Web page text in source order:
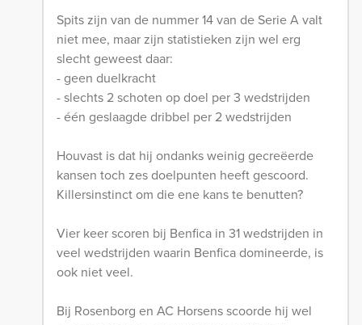
Spits zijn van de nummer 14 van de Serie A valt
niet mee, maar zijn statistieken zijn wel erg
slecht geweest daar:
- geen duelkracht
- slechts 2 schoten op doel per 3 wedstrijden
- één geslaagde dribbel per 2 wedstrijden
Houvast is dat hij ondanks weinig gecreëerde
kansen toch zes doelpunten heeft gescoord.
Killersinstinct om die ene kans te benutten?
Vier keer scoren bij Benfica in 31 wedstrijden in
veel wedstrijden waarin Benfica domineerde, is
ook niet veel.
Bij Rosenborg en AC Horsens scoorde hij wel